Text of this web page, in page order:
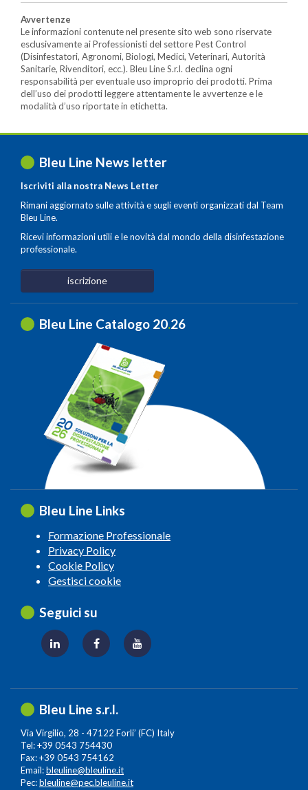
Avvertenze
Le informazioni contenute nel presente sito web sono riservate
esclusivamente ai Professionisti del settore Pest Control
(Disinfestatori, Agronomi, Biologi, Medici, Veterinari, Autorità
Sanitarie, Rivenditori, ecc.). Bleu Line S.r.l. declina ogni
responsabilità per eventuale uso improprio dei prodotti. Prima
dell’uso dei prodotti leggere attentamente le avvertenze e le
modalità d’uso riportate in etichetta.
Bleu Line News letter
Iscriviti alla nostra News Letter
Rimani aggiornato sulle attività e sugli eventi organizzati dal Team
Bleu Line.
Ricevi informazioni utili e le novità dal mondo della disinfestazione
professionale.
iscrizione
Bleu Line Catalogo 20.26
Bleu Line Links
Formazione Professionale
Privacy Policy
Cookie Policy
Gestisci cookie
Seguici su
Bleu Line s.r.l.
Via Virgilio, 28 - 47122 Forli’ (FC) Italy
Tel: +39 0543 754430
Fax: +39 0543 754162
Email:bleuline@bleuline.it
Pec:bleuline@pec.bleuline.it